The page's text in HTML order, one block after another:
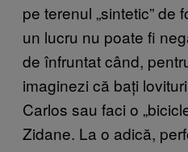
pe terenul „sintetic” de
un lucru nu poate fi
de înfruntat când,
imaginezi că bați
Carlos sau faci o
Zidane. La o adică,